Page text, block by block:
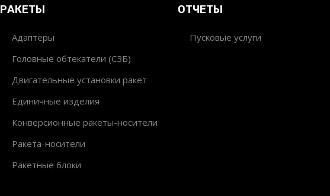
РАКЕТЫ
Адаптеры
Головные обтекатели (СЗБ)
Двигательные установки ракет
Единичные изделия
Конверсионные ракеты-носители
Ракета-носители
Ракетные блоки
ОТЧЕТЫ
Пусковые услуги